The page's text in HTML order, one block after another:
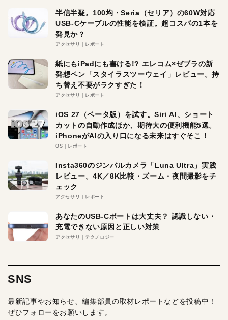
半信半疑。100均・Seria（セリア）の60W対応
USB-Cケーブルの性能を検証。超コスパの1本を
発見か？
アクセサリ レポート
紙にもiPadにも書ける!? エレコム×ゼブラの新
発想ペン「スタイラスツーウェイ」レビュー。持
ち替え不要がラクすぎた！
アクセサリ レポート
iOS 27（ベータ版）を試す。Siri AI、ショート
カットの自動作成ほか、期待大の便利機能5選。
iPhoneがAIの入り口になる未来はすぐそこ！
OS レポート
Insta360のジンバルカメラ「Luna Ultra」実践
レビュー。4K／8K比較・ズーム・夜間撮影をチ
ェック
アクセサリ レポート
あなたのUSB-Cポートは大丈夫？ 認識しない・
充電できない原因と正しい対策
アクセサリ テクノロジー
SNS
最新記事やお知らせ、編集部員の取材レポートなどを投稿中！
ぜひフォローをお願いします。